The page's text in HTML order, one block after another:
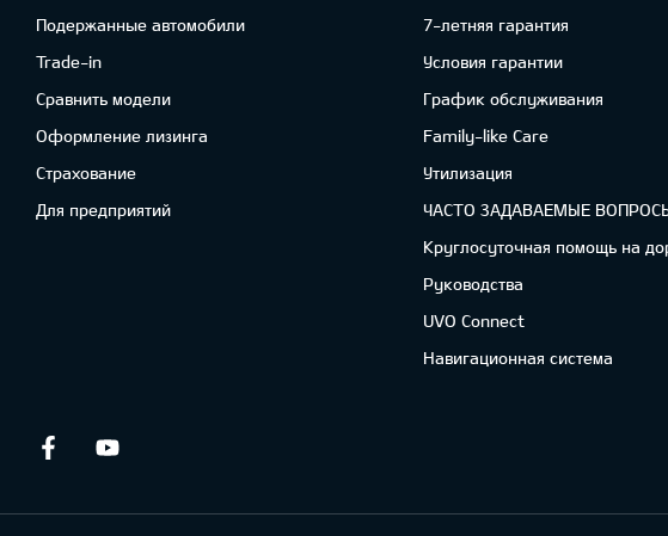
Подержанные автомобили
Trade-in
Сравнить модели
Oформлениe лизинга
Cтрахование
Для предприятий
7-летняя гарантия
Условия гарантии
График обслуживания
Family-like Care
Утилизация
ЧАСТО ЗАДАВАЕМЫЕ
Круглосуточная помощь на
Руководства
UVO Connect
Навигационная система
Facebook